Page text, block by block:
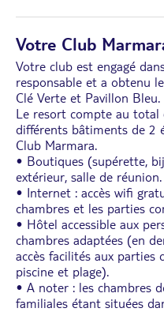
Votre Club
Votre club est engagé
responsable et a obtenu
Clé Verte et Pavillon Bleu.
Le resort compte au total
différents bâtiments de 2
Club Marmara.
• Boutiques (supérette,
extérieur, salle de réunion.
• Internet : accès wifi
chambres et les parties
• Hôtel accessible aux
chambres adaptées (en
accès facilités aux parties
piscine et plage).
• A noter : les chambres
familiales étant situées